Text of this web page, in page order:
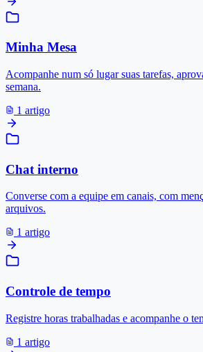
Minha Mesa
Acompanhe num só lugar suas tarefas,
semana.
1 artigo
Chat interno
Converse com a equipe em canais, com
arquivos.
1 artigo
Controle de tempo
Registre horas trabalhadas e acompanhe o
1 artigo